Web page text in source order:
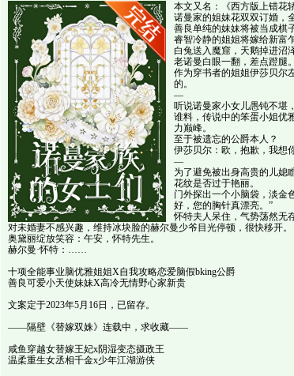
本文又名：《西方版上错花
诺曼家的姐妹花双双订婚，
善良单纯的妹妹将被当成棋
睿智冷静的姐姐将嫁给新富
白兔送入魔窟，天鹅掉进沼泽
老诺曼白眼一翻，差点蹬腿。
作为穿书者的姐姐伊莎贝尔
的。
—
听说诺曼家小女儿愚钝不堪
谁料，传说中的笨蛋小姐优
力巅峰。
至于被遗忘的公爵本人？
伊莎贝尔：欧，抱歉，我想
—
为了避免被出身高贵的儿媳
花纹是否过于艳丽。
门外探出一个小脑袋，淡金
好，您的胸针真漂亮。”
怀特夫人呆住，气势荡然无
对未婚妻不感兴趣，维持冰块脸的赫尔曼少爷目光停顿，很快移开。
奥黛丽绽放笑容：午安，怀特先生。
赫尔曼·怀特：……
十项全能事业脑优雅姐姐X自我攻略恋爱脑假bking公爵
善良可爱小天使妹妹X高冷无情野心家新贵
文案定于2023年5月16日，已留存。
——隔壁《替嫁双姝》连载中，求收藏——
咸鱼穿越女替嫁王妃x阴湿变态摄政王
温柔重生女丞相千金x少年江湖游侠